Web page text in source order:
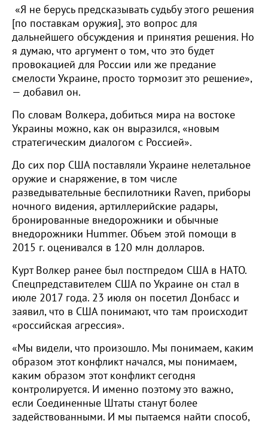
«Я не берусь предсказывать судьбу этого решения
[по поставкам оружия], это вопрос для
дальнейшего обсуждения и принятия решения. Но
я думаю, что аргумент о том, что это будет
провокацией для России или же предание
смелости Украине, просто тормозит это решение»,
— добавил он.
По словам Волкера, добиться мира на востоке
Украины можно, как он выразился, «новым
стратегическим диалогом с Россией».
До сих пор США поставляли Украине нелетальное
оружие и снаряжение, в том числе
разведывательные беспилотники Raven, приборы
ночного видения, артиллерийские радары,
бронированные внедорожники и обычные
внедорожники Hummer. Объем этой помощи в
2015 г. оценивался в 120 млн долларов.
Курт Волкер ранее был постпредом США в НАТО.
Спецпредставителем США по Украине он стал в
июле 2017 года. 23 июля он посетил Донбасс и
заявил, что в США понимают, что там происходит
«российская агрессия».
«Мы видели, что произошло. Мы понимаем, каким
образом этот конфликт начался, мы понимаем,
каким образом этот конфликт сегодня
контролируется. И именно поэтому это важно,
если Соединенные Штаты станут более
задействованными. И мы пытаемся найти способ,